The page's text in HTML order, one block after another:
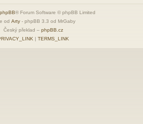
phpBB® Forum Software © phpBB Limited
od Arty - phpBB 3.3 od MrGaby
Český překlad – phpBB.cz
| TERMS_LINK